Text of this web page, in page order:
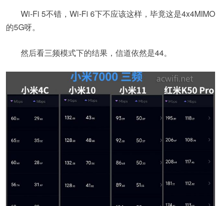
Wi-Fi 5不错，Wi-Fi 6下不应该这样，毕竟这是4x4MIMO
的5G呀。
然后看三频模式下的结果，信道依然是44。